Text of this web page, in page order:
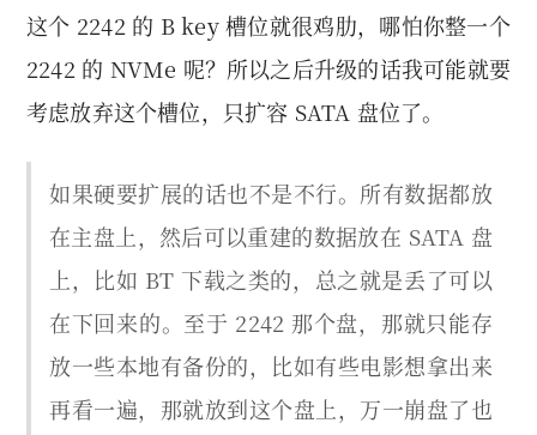
这个 2242 的 B key 槽位就很鸡肋，哪怕你整一个
2242 的 NVMe 呢？所以之后升级的话我可能就要
考虑放弃这个槽位，只扩容 SATA 盘位了。
如果硬要扩展的话也不是不行。所有数据都放
在主盘上，然后可以重建的数据放在 SATA 盘
上，比如 BT 下载之类的，总之就是丢了可以
在下回来的。至于 2242 那个盘，那就只能存
放一些本地有备份的，比如有些电影想拿出来
再看一遍，那就放到这个盘上，万一崩盘了也